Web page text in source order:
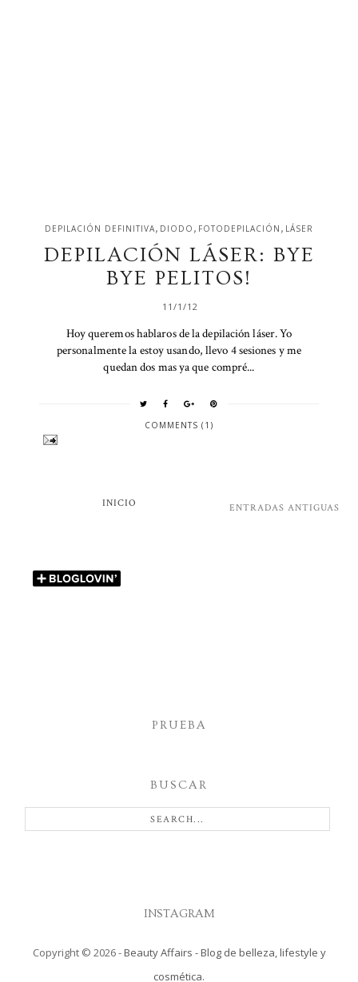
DEPILACIÓN DEFINITIVA, DIODO , FOTODEPILACIÓN , LÁSER
DEPILACIÓN LÁSER: BYE
BYE PELITOS!
11/1/12
Hoy queremos hablaros de la depilación láser. Yo
personalmente la estoy usando, llevo 4 sesiones y me
quedan dos mas ya que compré...
COMMENTS (1)
ENTRADAS ANTIGUAS
INICIO
PRUEBA
BUSCAR
INSTAGRAM
Copyright © 2026-Beauty Affairs - Blog de belleza, lifestyle y
cosmética.